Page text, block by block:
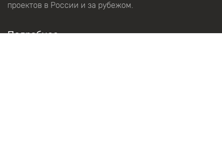
проектов в России и за рубежом.
Подробнее